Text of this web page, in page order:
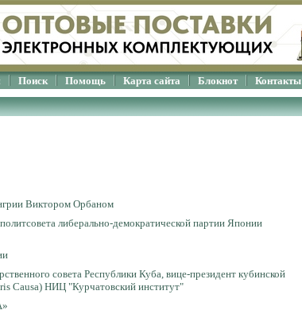
Поиск Помощь Карта сайта Блокнот Контакты
Виктором Орбаном
либерально-демократической партии Японии
совета Республики Куба, вице-президент кубинской
Causa) НИЦ "Курчатовский институт"